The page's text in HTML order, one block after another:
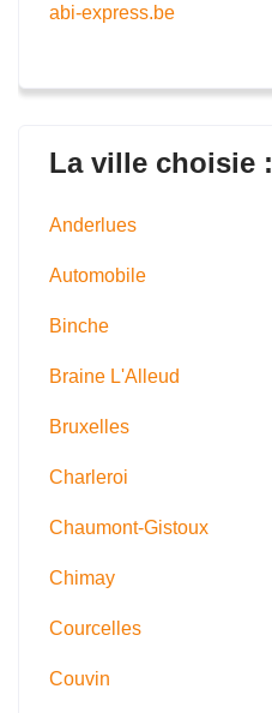
abi-express.be
La ville choisie :
Anderlues
Automobile
Binche
Braine L'Alleud
Bruxelles
Charleroi
Chaumont-Gistoux
Chimay
Courcelles
Couvin